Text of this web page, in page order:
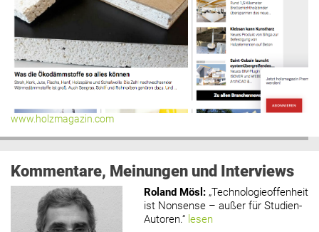
www.holzmagazin.com
Kommentare, Meinungen und Interviews
Roland Mösl : „Technologieoffenheit
ist Nonsense – außer für Studien-
Autoren.“ lesen